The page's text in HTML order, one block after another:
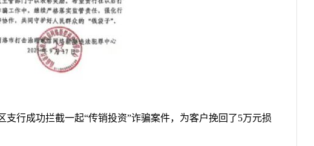
行成功拦截一起“传销投资”诈骗案件，为客户挽回了5万元损